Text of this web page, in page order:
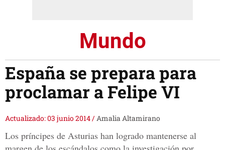
Mundo
España se prepara para
proclamar a Felipe VI
Actualizado: 03 junio 2014/Amalia Altamirano
Los príncipes de Asturias han logrado mantenerse al